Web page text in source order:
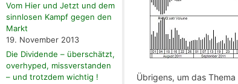
Übrigens, um das
Vom Hier und Jetzt und dem
sinnlosen Kampf gegen den
Markt
19. November 2013
Die Dividende – überschätzt,
overhyped, missverstanden
– und trotzdem wichtig !